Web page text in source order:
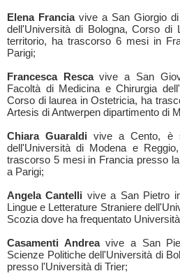
Elena Franciavive a San Giorgio di
dell'Università di Bologna, Corso di
territorio, ha trascorso 6 mesi in
Parigi;
Francesca Rescavive a San
Facoltà di Medicina e Chirurgia
Corso di laurea in Ostetricia, ha
Artesis di Antwerpen dipartimento di
Chiara Guaraldi vive a Cento, è
dell'Università di Modena e
trascorso 5 mesi in Francia presso
a Parigi;
Angela Cantelli vive a San Pietro
Lingue e Letterature Straniere
Scozia dove ha frequentato
Casamenti Andreavive a San
Scienze Politiche dell'Università di
presso l'Università di Trier;